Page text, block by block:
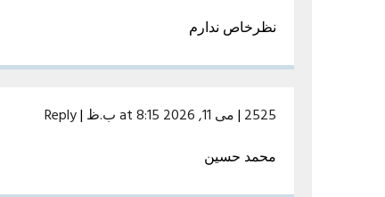
نظرخاص ندارم
2525
|می 11, 2026 at 8:15 ب.ظ |
Reply
محمد حسین